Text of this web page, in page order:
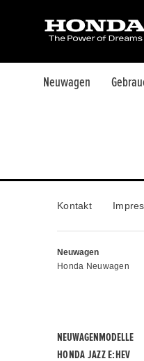
Neuwagen
Kontakt
Neuwagen
Honda Neuwagen
NEUWAGENMODELLE
HONDA JAZZ E:HEV